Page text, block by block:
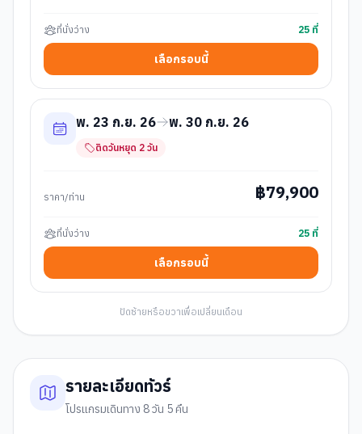
ที่นั่งว่าง 25 ที่
เลือกรอบนี้
พ. 23 ก.ย. 26 พ. 30 ก.ย. 26
ติดวันหยุด 2 วัน
ราคา/ท่าน ฿79,900
ที่นั่งว่าง 25 ที่
เลือกรอบนี้
ปัดซ้ายหรือขวาเพื่อเปลี่ยนเดือน
รายละเอียดทัวร์
โปรแกรมเดินทาง 8 วัน 5 คืน